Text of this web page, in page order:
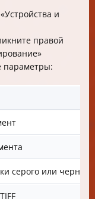
и
правой
параметры:
серого или черно-